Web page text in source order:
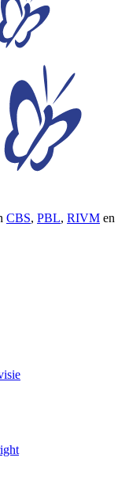
CBS, PBL, RIVM en